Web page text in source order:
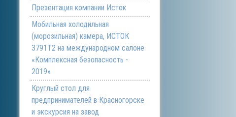
Презентация компании Исток
Мобильная холодильная
(морозильная) камера, ИСТОК
3791Т2 на международном салоне
«Комплексная безопасность -
2019»
Круглый стол для
предпринимателей в Красногорске
и экскурсия на завод